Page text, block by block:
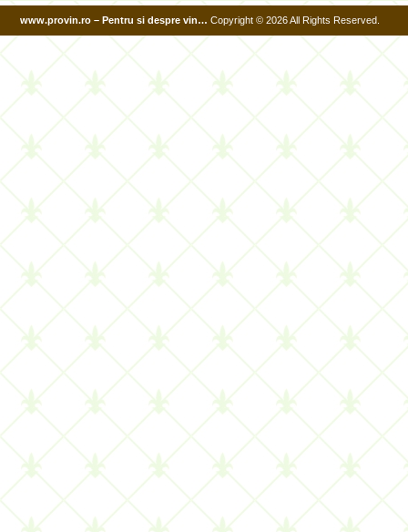
www.provin.ro – Pentru si despre vin… Copyright © 2026 All Rights Reserved.